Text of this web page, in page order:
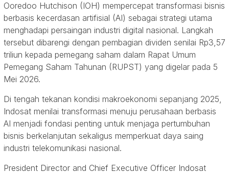
Ooredoo Hutchison (IOH) mempercepat transformasi bisnis
berbasis kecerdasan artifisial (AI) sebagai strategi utama
menghadapi persaingan industri digital nasional. Langkah
tersebut dibarengi dengan pembagian dividen senilai Rp3,57
triliun kepada pemegang saham dalam Rapat Umum
Pemegang Saham Tahunan (RUPST) yang digelar pada 5
Mei 2026.
Di tengah tekanan kondisi makroekonomi sepanjang 2025,
Indosat menilai transformasi menuju perusahaan berbasis
AI menjadi fondasi penting untuk menjaga pertumbuhan
bisnis berkelanjutan sekaligus memperkuat daya saing
industri telekomunikasi nasional.
President Director and Chief Executive Officer Indosat